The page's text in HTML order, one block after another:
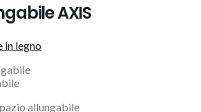
AXIS